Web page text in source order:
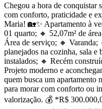
Chegou a hora de conquistar
com conforto, praticidade e
Maria! 🏡✨ Apartamento à
01 quarto; 🔸 52,07m² de
Área de serviço; 🔸 Varanda;
planejados na cozinha, sala
instalados; 🔸 Recém
Projeto moderno e
quem busca um
para morar com conforto ou
valorização. 💰 *R$